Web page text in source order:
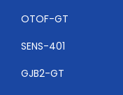
OTOF-GT
SENS-401
GJB2-GT